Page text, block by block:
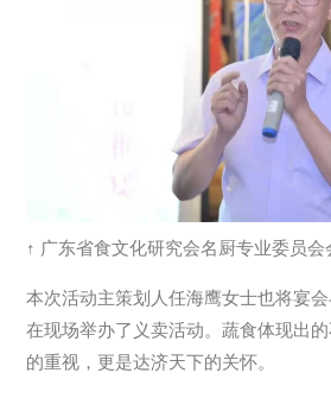
↑ 广东省食文化研究会名厨专业委员
本次活动主策划人任海鹰女士也将宴
在现场举办了义卖活动。蔬食体现出
的重视，更是达济天下的关怀。